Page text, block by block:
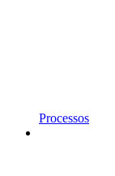
Processos